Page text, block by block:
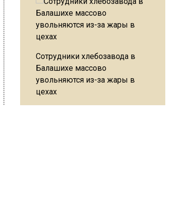
Сотрудники хлебозавода в
Балашихе массово
увольняются из-за жары в
цехах